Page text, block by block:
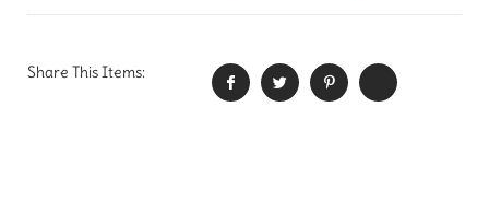
Share This Items: